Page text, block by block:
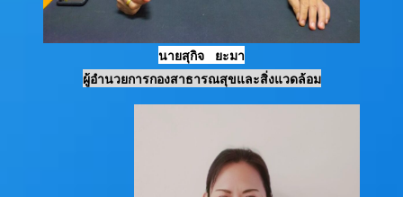
นายสุกิจ ยะมา
ผู้อำนวยการกองสาธารณสุขและสิ่งแวดล้อม